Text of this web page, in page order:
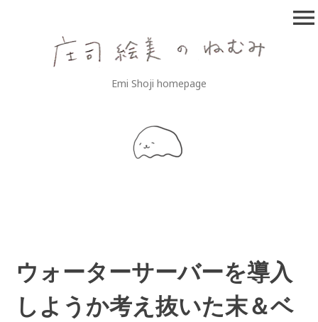
庄司絵美のねむみ
Emi Shoji homepage
menu
ウォーターサーバーを導入
しようか考え抜いた末＆ベ